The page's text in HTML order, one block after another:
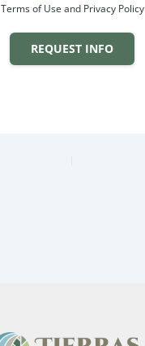
Terms of Use and Privacy Policy
REQUEST INFO